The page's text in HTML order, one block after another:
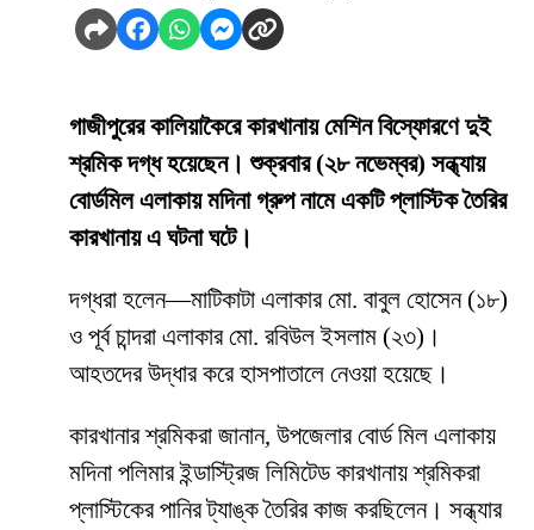
গাজীপুরের কালিয়াকৈরে কারখানায় মেশিন বিস্ফোরণে দুই
শ্রমিক দগ্ধ হয়েছেন। শুক্রবার (২৮ নভেম্বর) সন্ধ্যায়
বোর্ডমিল এলাকায় মদিনা গ্রুপ নামে একটি প্লাস্টিক তৈরির
কারখানায় এ ঘটনা ঘটে।
দগ্ধরা হলেন—মাটিকাটা এলাকার মো. বাবুল হোসেন (১৮)
ও পূর্ব চান্দরা এলাকার মো. রবিউল ইসলাম (২৩)।
আহতদের উদ্ধার করে হাসপাতালে নেওয়া হয়েছে।
কারখানার শ্রমিকরা জানান, উপজেলার বোর্ড মিল এলাকায়
মদিনা পলিমার ইন্ডাস্ট্রিজ লিমিটেড কারখানায় শ্রমিকরা
প্লাস্টিকের পানির ট্যাঙ্ক তৈরির কাজ করছিলেন। সন্ধ্যার